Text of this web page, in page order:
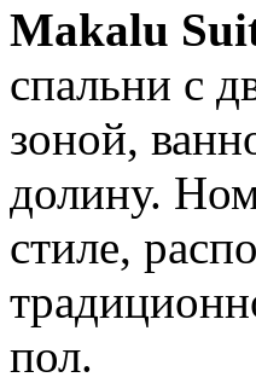
Makalu
спальни с
зоной,
долину.
стиле,
пол.